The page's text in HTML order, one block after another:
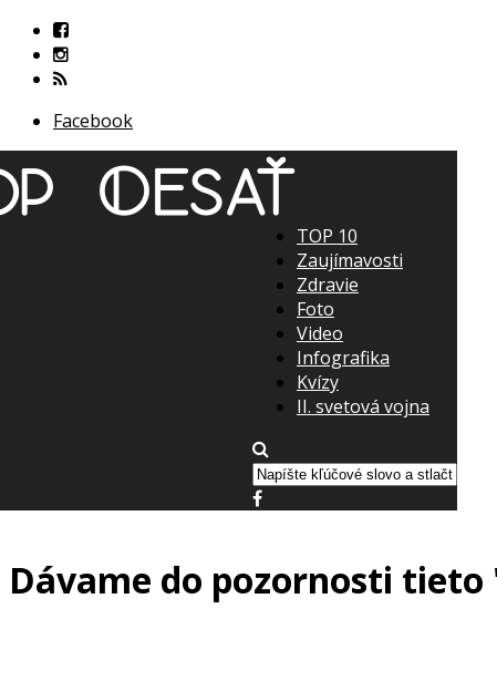
Facebook
TOP 10
Zaujímavosti
Zdravie
Foto
Video
Infografika
Kvízy
II. svetová vojna
Dávame do pozornosti